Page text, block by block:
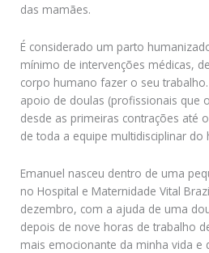
das mamães.
É considerado um parto
mínimo de intervenções médicas,
corpo humano fazer o seu
apoio de doulas (profissionais que
desde as primeiras contrações até
de toda a equipe multidisciplinar do
Emanuel nasceu dentro de uma
no Hospital e Maternidade Vital
dezembro, com a ajuda de uma
depois de nove horas de trabalho
mais emocionante da minha vida e